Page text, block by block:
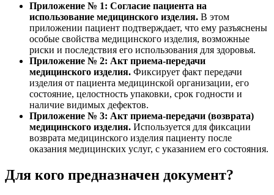
Приложение № 1: Согласие пациента на
использование медицинского изделия. В этом
приложении пациент подтверждает, что ему разъяснены
особые свойства медицинского изделия, возможные
риски и последствия его использования для здоровья.
Приложение № 2: Акт приема-передачи
медицинского изделия. Фиксирует факт передачи
изделия от пациента медицинской организации, его
состояние, целостность упаковки, срок годности и
наличие видимых дефектов.
Приложение № 3: Акт приема-передачи (возврата)
медицинского изделия. Используется для фиксации
возврата медицинского изделия пациенту после
оказания медицинских услуг, с указанием его состояния.
Для кого предназначен документ?